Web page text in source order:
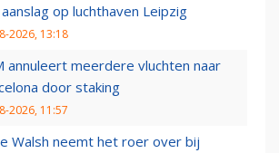
op luchthaven Leipzig
2026, 13:18
annuleert meerdere vluchten naar
door staking
2026, 11:57
Walsh neemt het roer over bij